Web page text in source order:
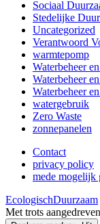
Sociaal
Stedelijke
Uncategorized
Verantwoord
warmtepomp
Waterbeheer
Waterbeheer
Waterbeheer
watergebruik
Zero Waste
zonnepanelen
Contact
privacy policy
mede mogelijk
EcologischDuurzaam
Met trots